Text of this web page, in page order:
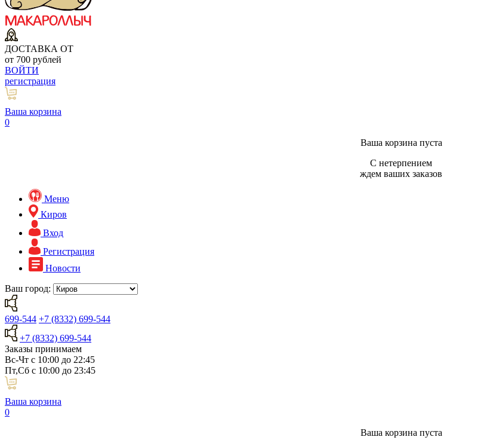
ДОСТАВКА ОТ
от 700 рублей
ВОЙТИ
регистрация
Ваша корзина
0
Ваша корзина пуста
С нетерпением
ждем ваших заказов
Меню
Киров
Вход
Регистрация
Новости
Ваш город:
699-544 +7 (8332) 699-544
+7 (8332) 699-544
Заказы принимаем
Вс-Чт с 10:00 до 22:45
Пт,Сб с 10:00 до 23:45
Ваша корзина
0
Ваша корзина пуста